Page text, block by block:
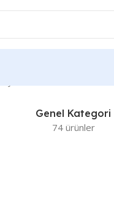
Genel Kategori
74 ürünler